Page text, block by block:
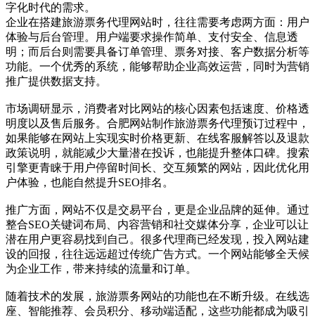
字化时代的需求。
企业在搭建旅游票务代理网站时，往往需要考虑两方面：用户
体验与后台管理。用户端要求操作简单、支付安全、信息透
明；而后台则需要具备订单管理、票务对接、客户数据分析等
功能。一个优秀的系统，能够帮助企业高效运营，同时为营销
推广提供数据支持。
市场调研显示，消费者对比网站的核心因素包括速度、价格透
明度以及售后服务。合肥网站制作旅游票务代理预订过程中，
如果能够在网站上实现实时价格更新、在线客服解答以及退款
政策说明，就能减少大量潜在投诉，也能提升整体口碑。搜索
引擎更青睐于用户停留时间长、交互频繁的网站，因此优化用
户体验，也能自然提升SEO排名。
推广方面，网站不仅是交易平台，更是企业品牌的延伸。通过
整合SEO关键词布局、内容营销和社交媒体分享，企业可以让
潜在用户更容易找到自己。很多代理商已经发现，投入网站建
设的回报，往往远远超过传统广告方式。一个网站能够全天候
为企业工作，带来持续的流量和订单。
随着技术的发展，旅游票务网站的功能也在不断升级。在线选
座、智能推荐、会员积分、移动端适配，这些功能都成为吸引